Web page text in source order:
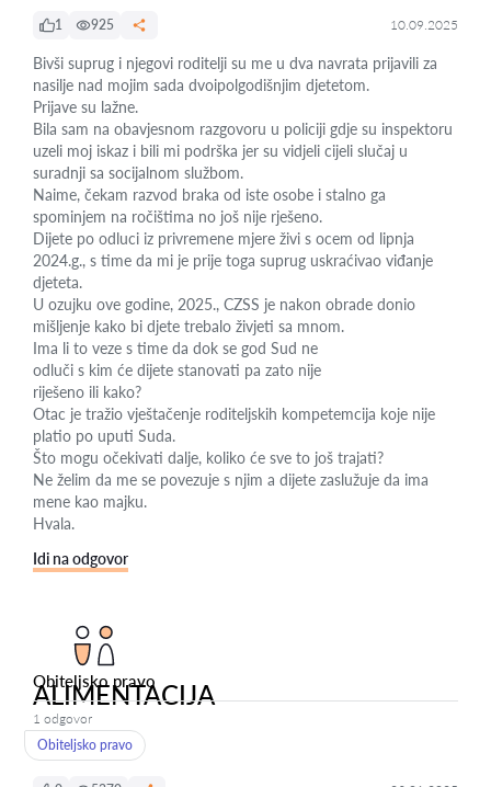
1 925 10.09.2025
Bivši suprug i njegovi roditelji su me u dva navrata prijavili za
nasilje nad mojim sada dvoipolgodišnjim djetetom.
Prijave su lažne.
Bila sam na obavjesnom razgovoru u policiji gdje su inspektoru
uzeli moj iskaz i bili mi podrška jer su vidjeli cijeli slučaj u
suradnji sa socijalnom službom.
Naime, čekam razvod braka od iste osobe i stalno ga
spominjem na ročištima no još nije rješeno.
Dijete po odluci iz privremene mjere živi s ocem od lipnja
2024.g., s time da mi je prije toga suprug uskraćivao viđanje
djeteta.
U ozujku ove godine, 2025., CZSS je nakon obrade donio
mišljenje kako bi djete trebalo živjeti sa mnom.
Ima li to veze s time da dok se god Sud ne
odluči s kim će dijete stanovati pa zato nije
riješeno ili kako?
Otac je tražio vještačenje roditeljskih kompetemcija koje nije
platio po uputi Suda.
Što mogu očekivati dalje, koliko će sve to još trajati?
Ne želim da me se povezuje s njim a dijete zaslužuje da ima
mene kao majku.
Hvala.
Idi na odgovor
Obiteljsko pravo
ALIMENTACIJA
1 odgovor
Obiteljsko pravo